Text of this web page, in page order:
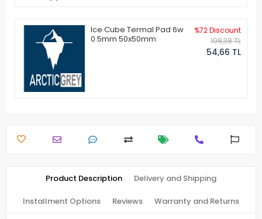
Ice Cube Termal Pad 6w
0.5mm 50x50mm
%72 Discount
198,38 TL
54,66 TL
Product Description Delivery and Shipping
Installment Options Reviews Warranty and Returns